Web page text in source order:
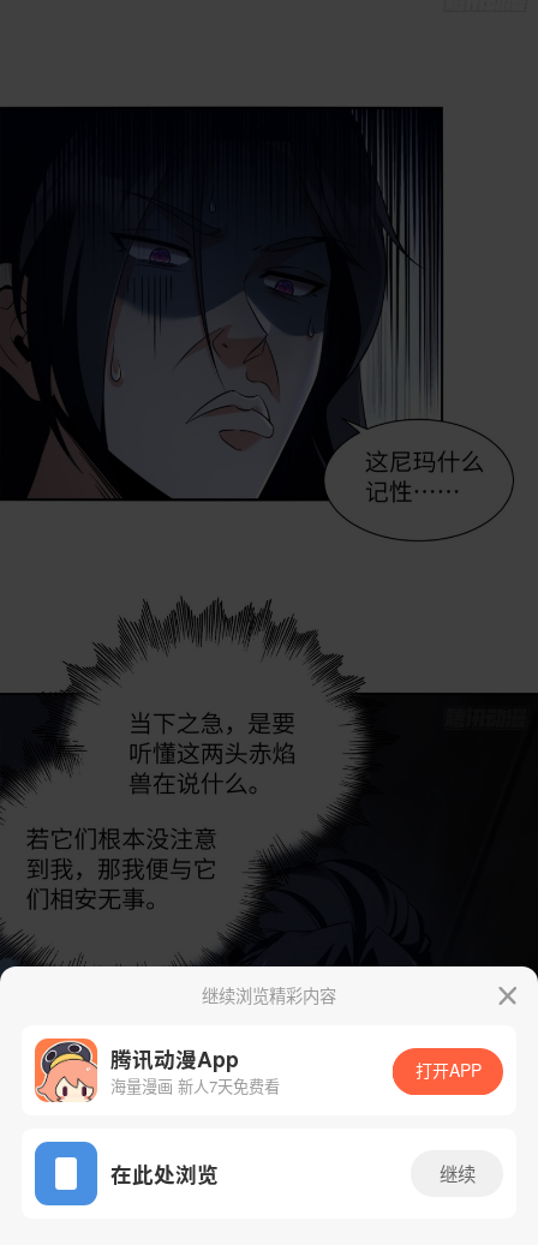
App免费看
继续浏览精彩内容
腾讯动漫App
海量漫画 新人7天免费看
打开APP
在此处浏览 继续